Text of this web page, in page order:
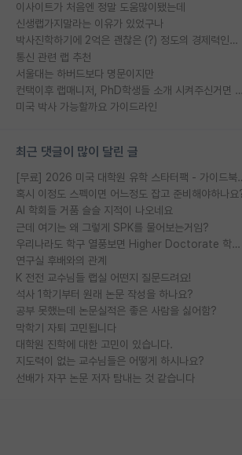
이사이트가 처음엔 정말 도움많이됐는데
신생랩가지말라는 이유가 있었구나
박사진학하기에 2억은 괜찮은 (?) 정도의 경제력인가요
통신 관련 랩 추천
서울대는 하버드보다 명문이지만
컨택이후 랩매니저, PhD학생들 소개 시켜주신거면 거의 컨펌에 가깝나요?
미국 박사 가능할까요 가이드라인
최근 댓글이 많이 달린 글
[무료] 2026 미국 대학
혹시 이정도 스펙이면 어느정도 잡고 준비해야하나요
AI 학회들 거품 슬슬 지적이 나오네요
근데 여기는 왜 그렇게 SPK를 물어보는거임?
우리나라도 학구 열풍보면 Higher Doctorate 학위가 필요하다고 봅니다.
연구실 후배와의 관계
K 전전 교수님들 랩실 어떤지 질문드려요!
석사 1학기부터 원래 논문 작성을 하나요?
공부 못했는데 논문실적은 좋은 사람을 싫어함?
막학기 자퇴 고민됩니다
대학원 진학에 대한 고민이 있습니다.
지도력이 없는 교수님들은 어떻게 하시나요?
선배가 자꾸 논문 저자 탐내는 것 같습니다